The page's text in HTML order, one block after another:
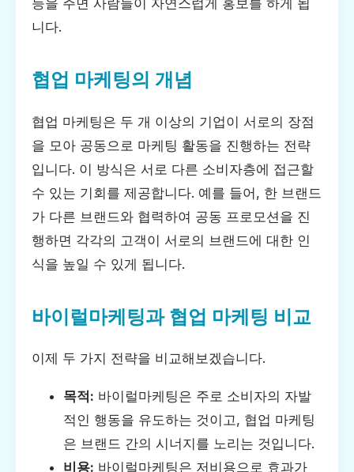
니다.
협업 마케팅의 개념
협업 마케팅은 두 개 이상의 기업이 서로의 장점
을 모아 공동으로 마케팅 활동을 진행하는 전략
입니다. 이 방식은 서로 다른 소비자층에 접근할
수 있는 기회를 제공합니다. 예를 들어, 한 브랜드
가 다른 브랜드와 협력하여 공동 프로모션을 진
행하면 각각의 고객이 서로의 브랜드에 대한 인
식을 높일 수 있게 됩니다.
바이럴마케팅과 협업 마케팅 비교
이제 두 가지 전략을 비교해보겠습니다.
목적: 바이럴마케팅은 주로 소비자의 자발
적인 행동을 유도하는 것이고, 협업 마케팅
은 브랜드 간의 시너지를 노리는 것입니다.
비용: 바이럴마케팅은 저비용으로 효과가